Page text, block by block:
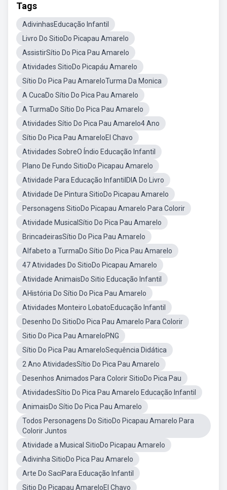
Tags
AdivinhasEducação Infantil
Livro Do SitioDo Picapau Amarelo
AssistirSítio Do Pica Pau Amarelo
Atividades SitioDo Picapáu Amarelo
Sítio Do Pica Pau AmareloTurma Da Monica
A CucaDo Sítio Do Pica Pau Amarelo
A TurmaDo Sítio Do Pica Pau Amarelo
Atividades Sítio Do Pica Pau Amarelo4 Ano
Sítio Do Pica Pau AmareloEl Chavo
Atividades SobreO Índio Educação Infantil
Plano De Fundo SitioDo Picapau Amarelo
Atividade Para Educação InfantilDIA Do Livro
Atividade De Pintura SitioDo Picapau Amarelo
Personagens SitioDo Picapau Amarelo Para Colorir
Atividade MusicalSítio Do Pica Pau Amarelo
BrincadeirasSítio Do Pica Pau Amarelo
Alfabeto a TurmaDo Sítio Do Pica Pau Amarelo
47 Atividades Do SitioDo Picapau Amarelo
Atividade AnimaisDo Sitio Educação Infantil
AHistória Do Sítio Do Pica Pau Amarelo
Atividades Monteiro LobatoEducação Infantil
Desenho Do SitioDo Pica Pau Amarelo Para Colorir
Sitio Do Pica Pau AmareloPNG
Sítio Do Pica Pau AmareloSequência Didática
2 Ano AtividadesSítio Do Pica Pau Amarelo
Desenhos Animados Para Colorir SitioDo Pica Pau
AtividadesSítio Do Pica Pau Amarelo Educação Infantil
AnimaisDo Sítio Do Pica Pau Amarelo
Todos Personagens Do SitioDo Picapau Amarelo Para
Colorir Juntos
Atividade a Musical SitioDo Picapau Amarelo
Adivinha SitioDo Pica Pau Amarelo
Arte Do SaciPara Educação Infantil
Sitio Do Picapau AmareloEl Chavo